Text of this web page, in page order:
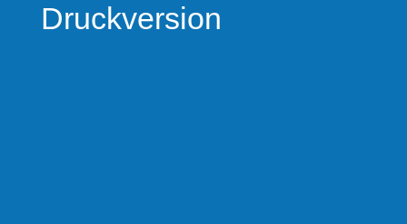
Druckversion